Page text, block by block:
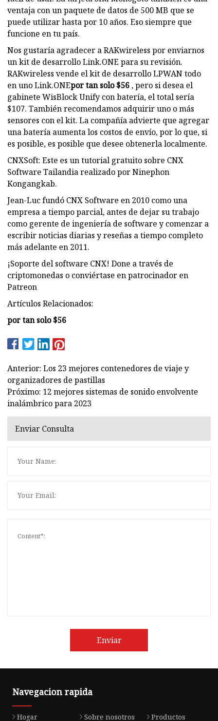
ventaja con un paquete de datos de 500 MB que se
puede utilizar hasta por 10 años. Eso siempre que
funcione en tu país.
Nos gustaría agradecer a RAKwireless por enviarnos
un kit de desarrollo Link.ONE para su revisión.
RAKwireless vende el kit de desarrollo LPWAN todo
en uno Link.ONEpor tan solo $56 , pero si desea el
gabinete WisBlock Unify con batería, el total sería
$107. También recomendamos adquirir uno o más
sensores con el kit. La compañía advierte que agregar
una batería aumenta los costos de envío, por lo que, si
es posible, es posible que desee obtenerla localmente.
CNXSoft: Este es un tutorial gratuito sobre CNX
Software Tailandia realizado por Ninephon
Kongangkab.
Jean-Luc fundó CNX Software en 2010 como una
empresa a tiempo parcial, antes de dejar su trabajo
como gerente de ingeniería de software y comenzar a
escribir noticias diarias y reseñas a tiempo completo
más adelante en 2011.
¡Soporte del software CNX! Done a través de
criptomonedas o conviértase en patrocinador en
Patreon
Artículos Relacionados:
por tan solo $56
Anterior: Los 23 mejores contenedores de viaje y
organizadores de pastillas
Próximo: 12 mejores sistemas de sonido envolvente
inalámbrico para 2023
Enviar Consulta
Enviar
Navegacion rapida
Hogar Sobre nosotros
Productos